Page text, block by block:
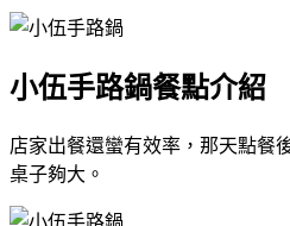
小伍手路鍋餐點介紹
店家出餐還蠻有效率，那天點餐
桌子夠大。